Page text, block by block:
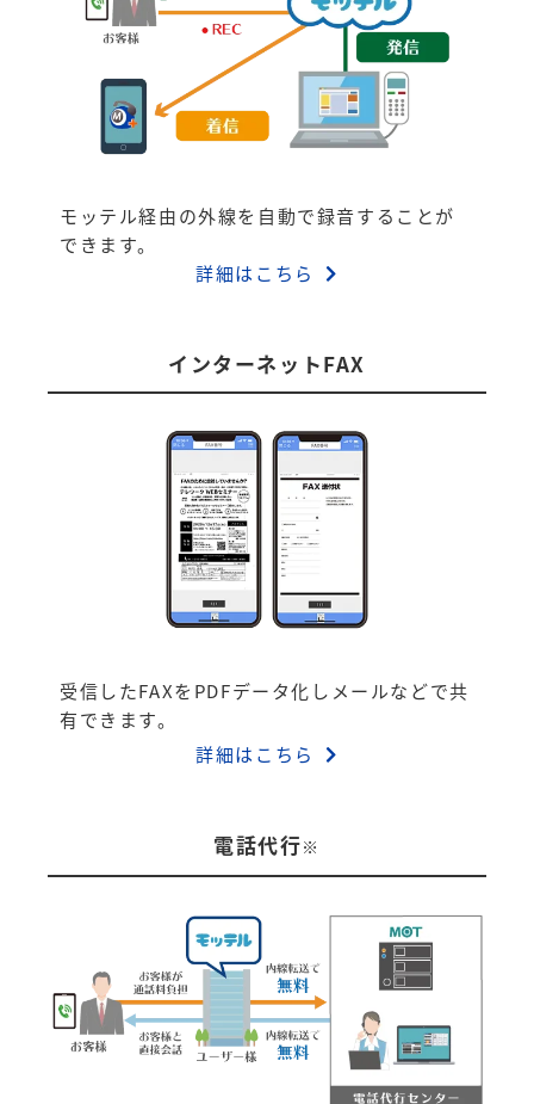
モッテル経由の外線を自動で録音することが
できます。
詳細はこちら
インターネットFAX
受信したFAXをPDFデータ化しメールなどで共
有できます。
詳細はこちら
電話代行※